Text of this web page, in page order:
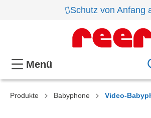
Schutz von Anfang
Menü
Produkte Babyphone Video-